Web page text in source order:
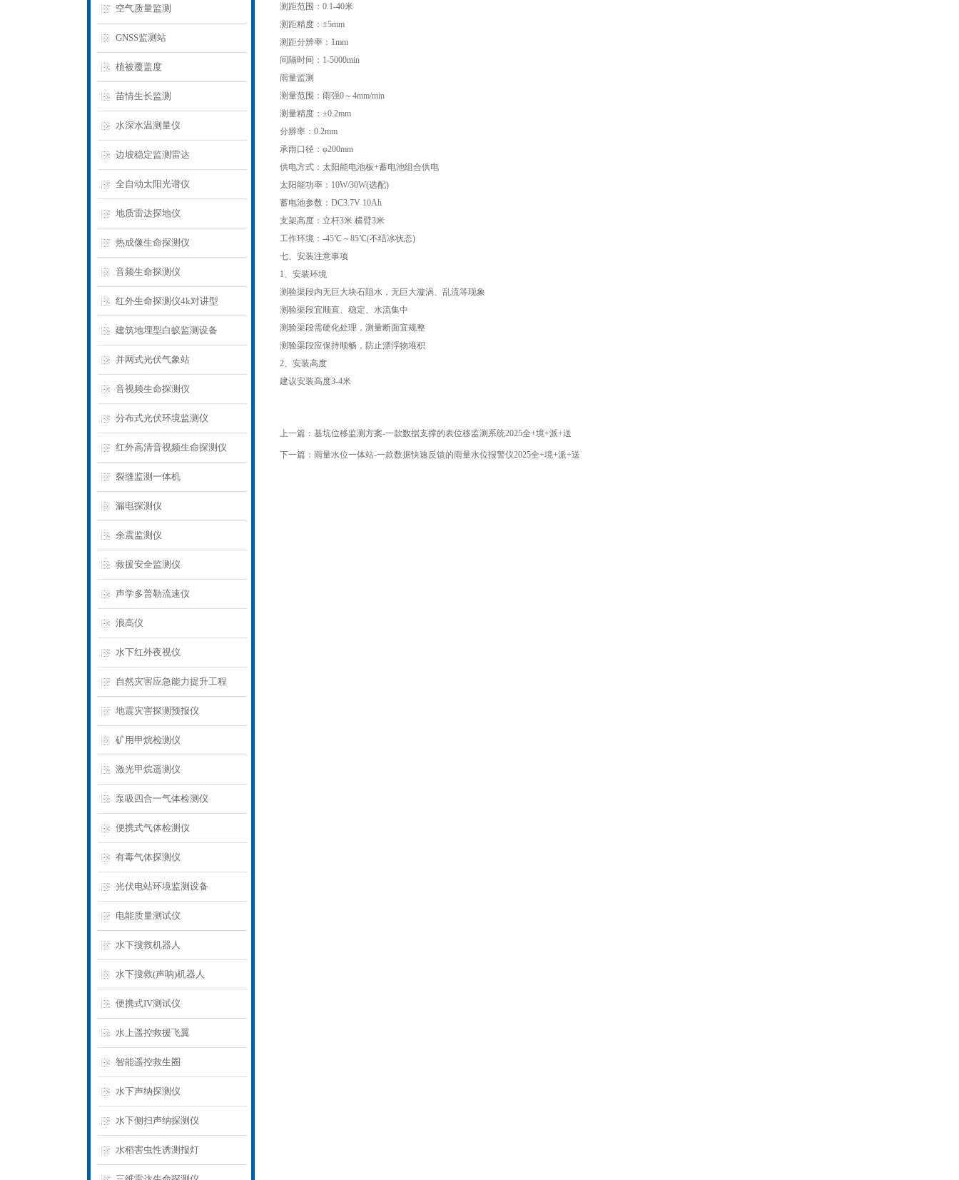
空气质量监测
GNSS监测站
植被覆盖度
苗情生长监测
水深水温测量仪
边坡稳定监测雷达
全自动太阳光谱仪
地质雷达探地仪
热成像生命探测仪
音频生命探测仪
红外生命探测仪4k对讲型
建筑地埋型白蚁监测设备
并网式光伏气象站
音视频生命探测仪
分布式光伏环境监测仪
红外高清音视频生命探测仪
裂缝监测一体机
漏电探测仪
余震监测仪
救援安全监测仪
声学多普勒流速仪
浪高仪
水下红外夜视仪
自然灾害应急能力提升工程
地震灾害探测预报仪
矿用甲烷检测仪
激光甲烷遥测仪
泵吸四合一气体检测仪
便携式气体检测仪
有毒气体探测仪
光伏电站环境监测设备
电能质量测试仪
水下搜救机器人
水下搜救(声呐)机器人
便携式IV测试仪
水上遥控救援飞翼
智能遥控救生圈
水下声纳探测仪
水下侧扫声纳探测仪
水稻害虫性诱测报灯
测距范围：0.1-40米
测距精度：±5mm
测距分辨率：1mm
间隔时间：1-5000min
雨量监测
测量范围：雨强0～4mm/min
测量精度：±0.2mm
分辨率：0.2mm
承雨口径：φ200mm
供电方式：太阳能电池板+蓄电池组合供电
太阳能功率：10W/30W(选配)
蓄电池参数：DC3.7V 10Ah
支架高度：立杆3米 横臂3米
工作环境：-45℃～85℃(不结冰状态)
七、安装注意事项
1、安装环境
测验渠段内无巨大块石阻水，无巨大漩涡、乱流等现象
测验渠段宜顺直、稳定、水流集中
测验渠段需硬化处理，测量断面宜规整
测验渠段应保持顺畅，防止漂浮物堆积
2、安装高度
建议安装高度3-4米
上一篇： 基坑位移监测方案-一款数据支撑的表位移监测系统2025全+境+派+送
下一篇： 雨量水位一体站-一款数据快速反馈的雨量水位报警仪2025全+境+派+送